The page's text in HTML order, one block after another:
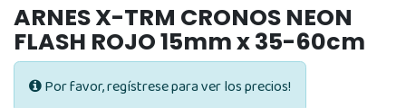
ARNES X-TRM CRONOS NEON
FLASH ROJO 15mm x 35-60cm
Por favor, regístrese para ver los precios!